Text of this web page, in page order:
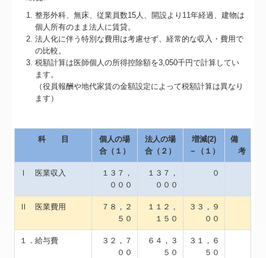
整形外科、無床、従業員数15人、開設より11年経過、建物は
個人所有のまま法人に賃貸。
法人化に伴う特別な費用は考慮せず、経常的な収入・費用で
の比較。
税額計算は医師個人の所得控除額を3,050千円で計算してい
ます。
（役員報酬や地代家賃の金額設定によって税額計算は異なり
ます）
科 目
個人の場
合（１）
法人の場
合（２）
増減(2)
－（１）
備
考
Ⅰ 医業収入
１３７，
０００
１３７，
０００
０
Ⅱ 医業費用
７８，２
５０
１１２，
１５０
３３，９
００
１．給与費
３２，７
００
６４，３
５０
３１，６
５０